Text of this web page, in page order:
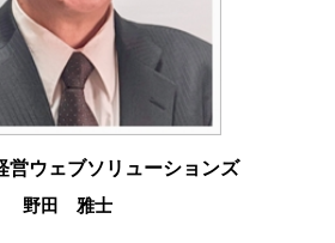
営ウェブソリューションズ
野田 雅士